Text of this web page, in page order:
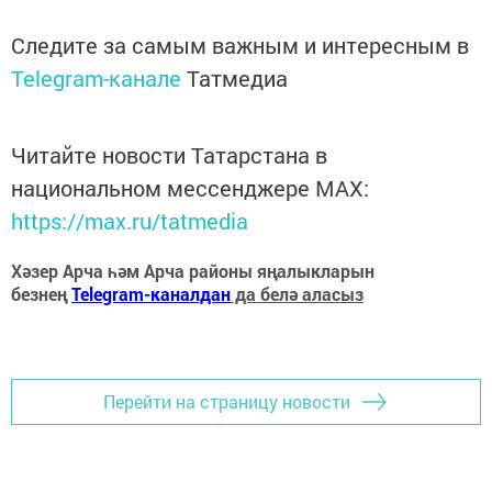
Следите за самым важным и интересным в
Telegram-канале Татмедиа
Читайте новости Татарстана в
национальном мессенджере MАХ:
https://max.ru/tatmedia
Хәзер Арча һәм Арча районы яңалыкларын
безнеңTelegram-каналданда белә аласыз
Перейти на страницу новости